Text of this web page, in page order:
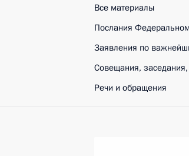
Все материалы
Послания
Заявления по
Совещания, заседания,
Речи и обращения